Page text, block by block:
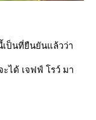
เป็นที่ยืนยันแล้วว่า
ได้ เจฟฟ์ โรว์ มา